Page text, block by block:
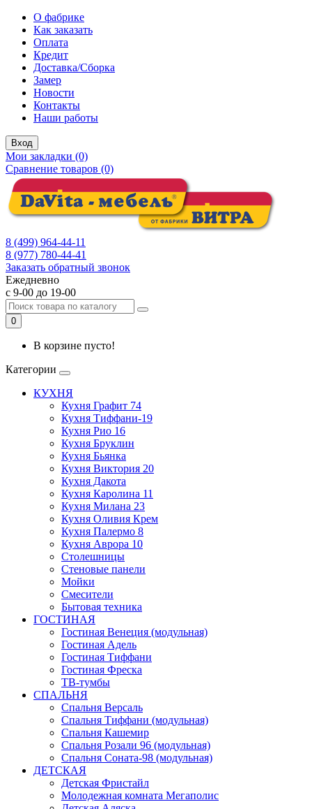
О фабрике
Как заказать
Оплата
Кредит
Доставка/Сборка
Замер
Новости
Контакты
Наши работы
Вход
Мои закладки (0)
Сравнение товаров (0)
8 (499) 964-44-11
8 (977) 780-44-41
Заказать обратный звонок
Ежедневно
с 9-00 до 19-00
0
В корзине пусто!
Категории
КУХНЯ
Кухня Графит 74
Кухня Тиффани-19
Кухня Рио 16
Кухня Бруклин
Кухня Бьянка
Кухня Виктория 20
Кухня Дакота
Кухня Каролина 11
Кухня Милана 23
Кухня Оливия Крем
Кухня Палермо 8
Кухня Аврора 10
Столешницы
Стеновые панели
Мойки
Смесители
Бытовая техника
ГОСТИНАЯ
Гостиная Венеция (модульная)
Гостиная Адель
Гостиная Тиффани
Гостиная Фреска
ТВ-тумбы
СПАЛЬНЯ
Спальня Версаль
Спальня Тиффани (модульная)
Спальня Кашемир
Спальня Розали 96 (модульная)
Спальня Соната-98 (модульная)
ДЕТСКАЯ
Детская Фристайл
Молодежная комната Мегаполис